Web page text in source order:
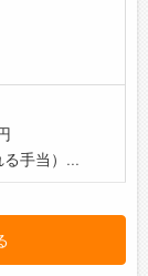
る手当）...